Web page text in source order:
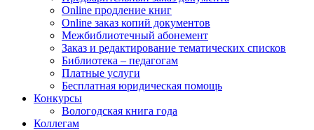
Online продление книг
Online заказ копий документов
Межбиблиотечный абонемент
Заказ и редактирование тематических списков
Библиотека – педагогам
Платные услуги
Бесплатная юридическая помощь
Конкурсы
Вологодская книга года
Коллегам